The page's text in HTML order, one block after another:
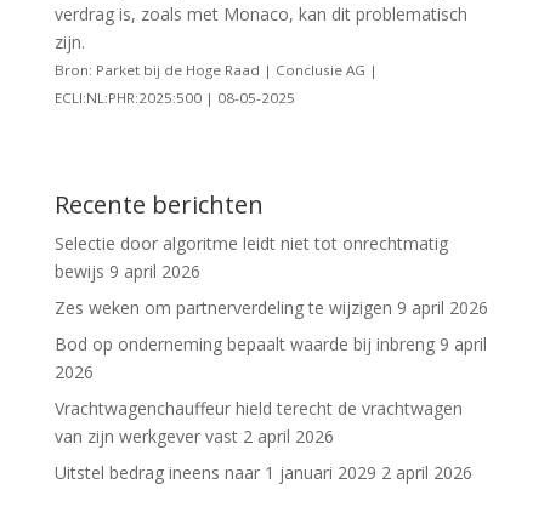
verdrag is, zoals met Monaco, kan dit problematisch
zijn.
Bron: Parket bij de Hoge Raad | Conclusie AG |
ECLI:NL:PHR:2025:500 | 08-05-2025
Recente berichten
Selectie door algoritme leidt niet tot onrechtmatig
bewijs 9 april 2026
Zes weken om partnerverdeling te wijzigen 9 april 2026
Bod op onderneming bepaalt waarde bij inbreng 9 april
2026
Vrachtwagenchauffeur hield terecht de vrachtwagen
van zijn werkgever vast 2 april 2026
Uitstel bedrag ineens naar 1 januari 2029 2 april 2026